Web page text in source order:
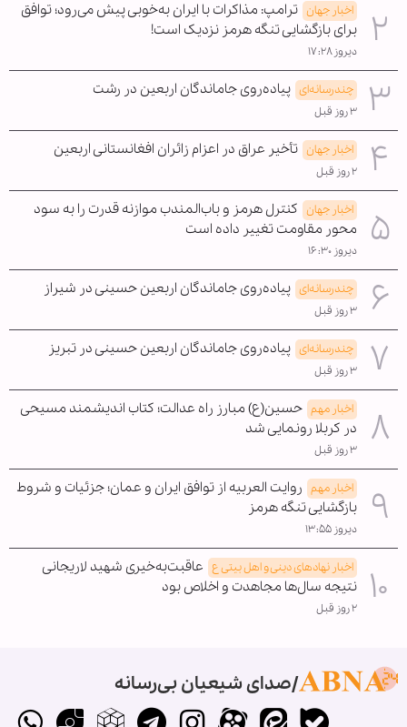
اخبار جهان ترامپ: مذاکرات با ایران به‌خوبی پیش می‌رود؛ توافق
برای بازگشایی تنگه هرمز نزدیک است!
دیروز ۱۷:۲۸
چندرسانه‌ای پیاده‌روی جاماندگان اربعین در رشت
۳ روز قبل
اخبار جهان تأخیر عراق در اعزام زائران افغانستانی اربعین
۲ روز قبل
اخبار جهان کنترل هرمز و باب‌المندب موازنه قدرت را به سود
محور مقاومت تغییر داده است
دیروز ۱۶:۳۰
چندرسانه‌ای پیاده‌روی جاماندگان اربعین حسینی در شیراز
۳ روز قبل
چندرسانه‌ای پیاده‌روی جاماندگان اربعین حسینی در تبریز
۳ روز قبل
اخبار مهم حسین(ع) مبارز راه عدالت؛ کتاب اندیشمند مسیحی
در کربلا رونمایی شد
۳ روز قبل
اخبار مهم روایت العربیه از توافق ایران و عمان؛ جزئیات و شروط
بازگشایی تنگه هرمز
دیروز ۱۳:۵۵
اخبار نهادهای دینی و اهل بیتی ع عاقبت‌به‌خیری شهید لاریجانی
نتیجه سال‌ها مجاهدت و اخلاص بود
۲ روز قبل
صدای شیعیان بی‌رسانه